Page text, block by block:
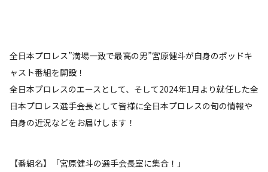
全日本プロレス”満場一致で最高の男”宮原健斗が自身のポッドキ
ャスト番組を開設！
全日本プロレスのエースとして、そして2024年1月より就任した全
日本プロレス選手会長として皆様に全日本プロレスの旬の情報や
自身の近況などをお届けします！
【番組名】「宮原健斗の選手会長室に集合！」